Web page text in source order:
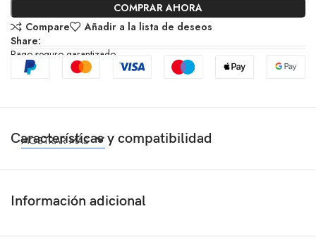
COMPRAR AHORA
Compare
Añadir a la lista de deseos
Share:
Pago seguro garantizado
Características y compatibilidad
MOSTRAR MÁS
Información adicional